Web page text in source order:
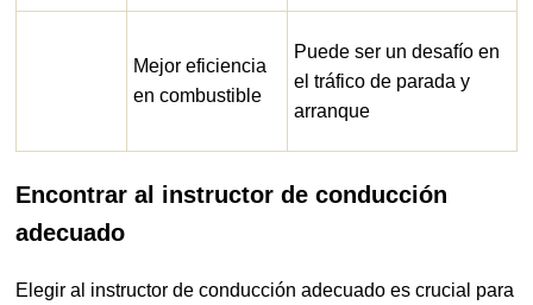
Mejor eficiencia
en combustible
Puede ser un desafío en
el tráfico de parada y
arranque
Encontrar al instructor de conducción
adecuado
Elegir al instructor de conducción adecuado es crucial para